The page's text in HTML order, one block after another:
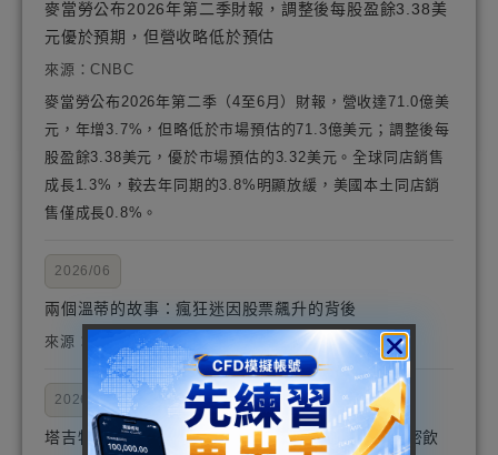
麥當勞公布2026年第二季財報，調整後每股盈餘3.38美
元優於預期，但營收略低於預估
來源：CNBC
麥當勞公布2026年第二季（4至6月）財報，營收達71.0億美
元，年增3.7%，但略低於市場預估的71.3億美元；調整後每
股盈餘3.38美元，優於市場預估的3.32美元。全球同店銷售
成長1.3%，較去年同期的3.8%明顯放緩，美國本土同店銷
售僅成長0.8%。
2026/06
兩個溫蒂的故事：瘋狂迷因股票飆升的背後
來源：Trefis
2026/06
塔吉特添加可口可樂競爭對手骯髒蘇打水，分享秘密飲